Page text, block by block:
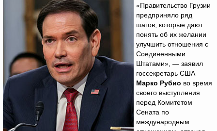
«Правительство Грузии
предприняло ряд
шагов, которые дают
понять об их желании
улучшить отношения с
Соединенными
Штатами», — заявил
госсекретарь США
Марко Рубио во время
своего выступления
перед Комитетом
Сената по
международным